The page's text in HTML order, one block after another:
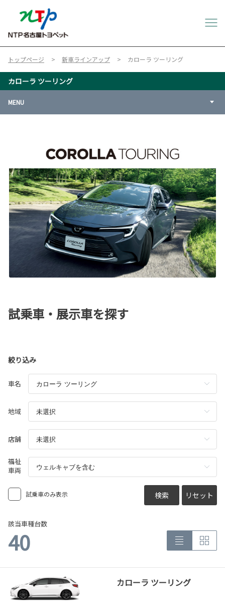
トップページ 新車ラインアップ カローラ ツーリング
カローラ ツーリング
MENU
試乗車・展示車を探す
絞り込み
車名
地域
店舗
福祉
車両
試乗車のみ表示 検索 リセット
該当車種台数
40
カローラ ツーリング